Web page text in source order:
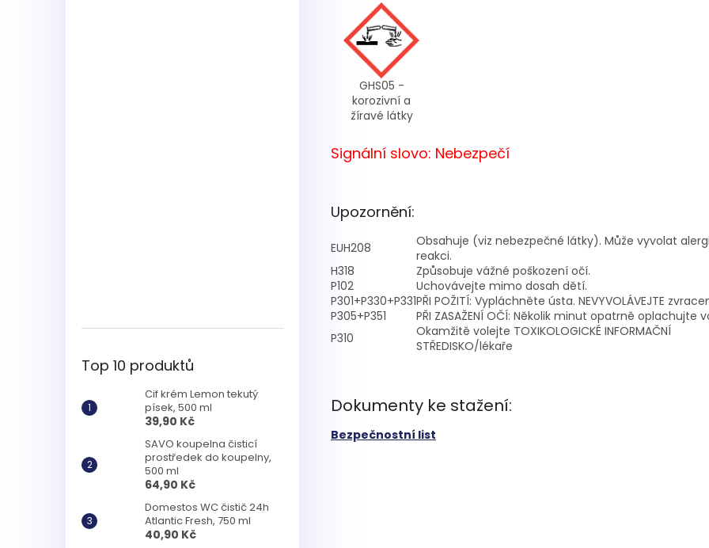
Top 10 produktů
Cif krém Lemon tekutý
písek, 500 ml
39,90 Kč
SAVO koupelna čisticí
prostředek do koupelny,
500 ml
64,90 Kč
Domestos WC čistič 24h
Atlantic Fresh, 750 ml
40,90 Kč
GHS05 -
korozivní a
žíravé látky
Signální slovo: Nebezpečí
Upozornění:
EUH208
Obsahuje (viz nebezpečné látky). Může vyvolat
reakci.
H318
Způsobuje vážné poškození očí.
P102
Uchovávejte mimo dosah dětí.
P301+P330+P331PŘI POŽITÍ: Vypláchněte ústa. NEVYVOLÁVEJTE
P305+P351
PŘI ZASAŽENÍ OČÍ: Několik minut opatrně oplachujte
P310
Okamžitě volejte TOXIKOLOGICKÉ INFORMAČNÍ
STŘEDISKO/lékaře
Dokumenty ke stažení:
Bezpečnostní list